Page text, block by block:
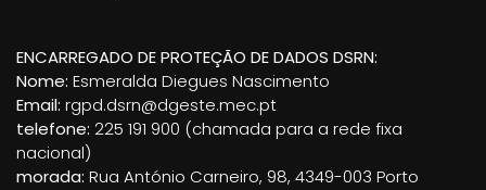
ENCARREGADO DE PROTEÇÃO DE DADOS DSRN:
Nome: Esmeralda Diegues Nascimento
Email: rgpd.dsrn@dgeste.mec.pt
telefone: 225 191 900 (chamada para a rede fixa
nacional)
morada: Rua António Carneiro, 98, 4349-003 Porto